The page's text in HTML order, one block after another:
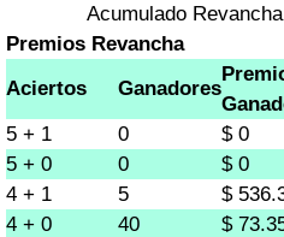
Acumulado
Premios Revancha
Aciertos
Ganadores
5 + 1
0 $ 0
5 + 0
0 $ 0
4 + 1
5 $
4 + 0
40 $